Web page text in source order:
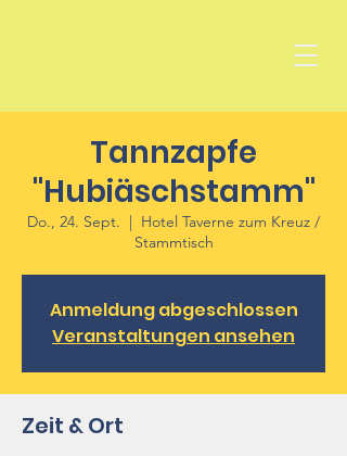
Tannzapfe
"Hubiäschstamm"
Do., 24. Sept.
  |
Hotel Taverne zum Kreuz /
Stammtisch
Anmeldung abgeschlossen
Veranstaltungen ansehen
Zeit & Ort